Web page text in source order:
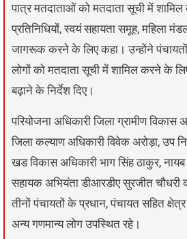
पात्र मतदाताओं को मतदाता सूची में
प्रतिनिधियों, स्वयं सहायता समूह, महिला
जागरूक करने के लिए कहा। उन्होंने
लोगों को मतदाता सूची में शामिल करने के
बढ़ाने के निर्देश दिए।
परियोजना अधिकारी जिला ग्रामीण
जिला कल्याण अधिकारी विवेक अरोड़ा, उप
खड विकास अधिकारी भाग सिंह ठाकुर, नायब
सहायक अभियंता डीआरडीए सुरजीत चौधरी
तीनों पंचायतों के प्रधान, पंचायत सहित
अन्य गणमान्य लोग उपस्थित रहे।